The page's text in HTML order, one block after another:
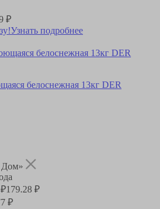
₽
Узнать подробнее
белоснежная 13кг DER
Дом»
179.28 ₽
₽